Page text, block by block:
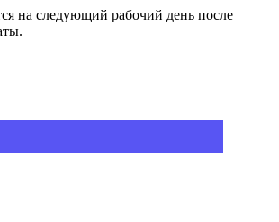
на следующий рабочий день после